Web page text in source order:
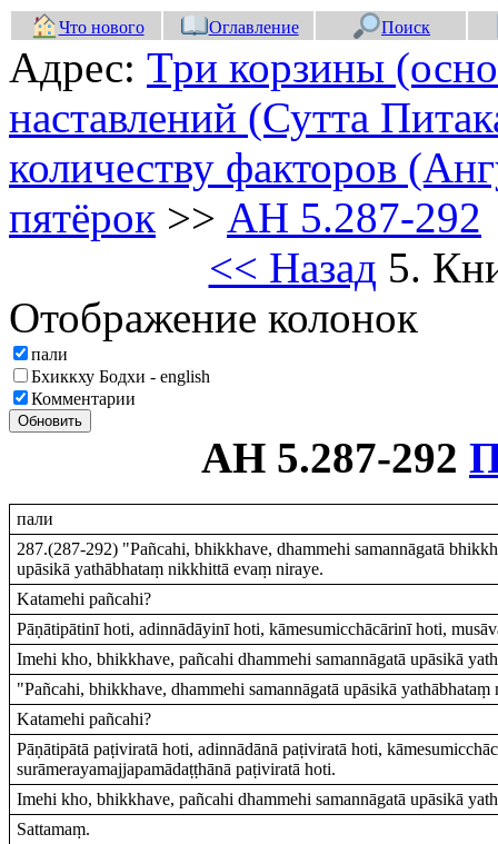
Что нового Оглавление Поиск
Адрес: Три корзины
наставлений (Сутта
количеству факторов
пятёрок >> АН 5.287-292
<< Назад 5.
Отображение колонок
пали
Бхиккху Бодхи - english
Комментарии
Обновить
АН 5.287-292
пали
287.(287-292) "Pañcahi, bhikkhave, dhammehi samannāgatā
upāsikā yathābhataṃ nikkhittā evaṃ niraye.
Katamehi pañcahi?
Pāṇātipātinī hoti, adinnādāyinī hoti, kāmesumicchācārinī hoti,
Imehi kho, bhikkhave, pañcahi dhammehi samannāgatā upāsikā
"Pañcahi, bhikkhave, dhammehi samannāgatā upāsikā
Katamehi pañcahi?
Pāṇātipātā paṭiviratā hoti, adinnādānā paṭiviratā hoti,
surāmerayamajjapamādaṭṭhānā paṭiviratā hoti.
Imehi kho, bhikkhave, pañcahi dhammehi samannāgatā upāsikā
Sattamaṃ.